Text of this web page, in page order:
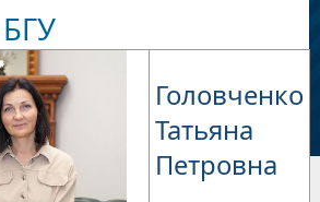
Головченко
Татьяна
Петровна